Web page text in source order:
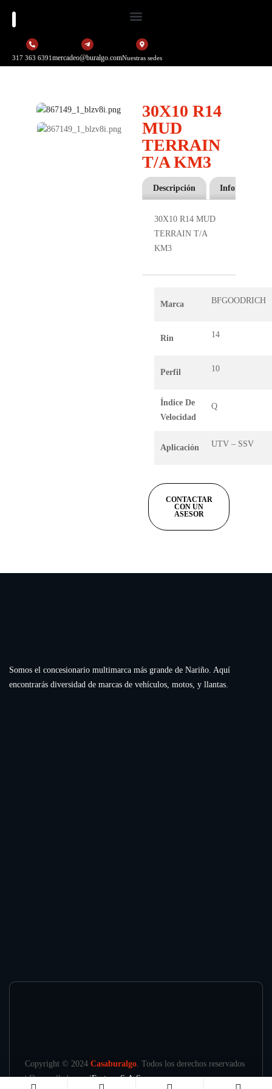
317 363 6391mercadeo@buralgo.comNuestras sedes
30X10 R14
MUD
TERRAIN
T/A KM3
Descripción Información
30X10 R14 MUD
TERRAIN T/A
KM3
Marca BFGOODRICH
Rin 14
Perfil 10
Índice De
Velocidad
Q
Aplicación UTV – SSV
CONTACTAR
CON UN
ASESOR
Somos el concesionario multimarca más grande de Nariño. Aquí
encontrarás diversidad de marcas de vehículos, motos, y llantas.
Copyright © 2024 Casaburalgo. Todos los derechos reservados
| Desarrollado poriFactory S.A.S.